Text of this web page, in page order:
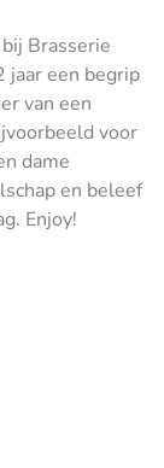
Brasserie
jaar een begrip
van een
voor
dame
en beleef
Enjoy!